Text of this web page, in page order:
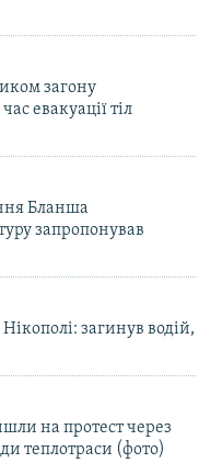
загону
евакуації тіл
Бланша
запропонував
загинув водій,
на протест через
теплотраси (фото)